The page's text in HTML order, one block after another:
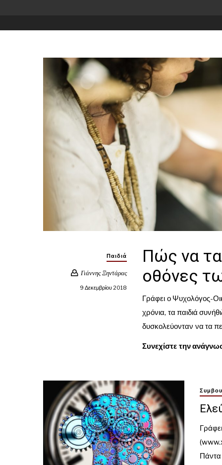
Παιδιά
Γιάννης Ξηντάρας
9 Δεκεμβρίου 2018
Πώς να
οθόνες
Γράφει ο Ψυχολόγος-
χρόνια, τα παιδιά
δυσκολεύονταν να τα
Συνεχίστε την
Πάντα